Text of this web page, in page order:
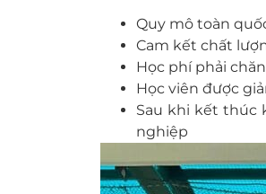
Quy mô toàn
Cam kết chất
Học phí phải
Học viên được
Sau khi kết thúc
nghiệp